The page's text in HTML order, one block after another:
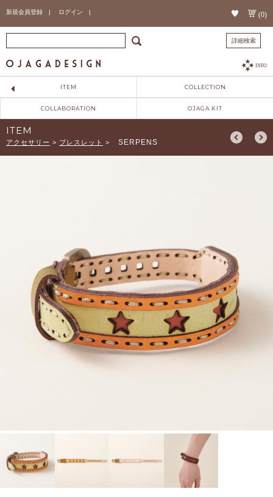
新規会員登録 | ログイン | (0)
詳細検索
INFO
ITEM COLLECTION
COLLABORATION OJAGA KIT
ITEM
アクセサリー > ブレスレット > SERPENS